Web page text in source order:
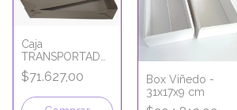
Caja
TRANSPORTADORA
- 41x51x10 cm -
LÍNEA MICRO
CORRUGADO
$71.627,00
Box Viñedo -
31x17x9 cm